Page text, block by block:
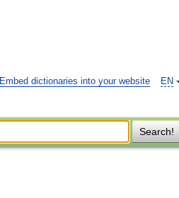
EN
Embed dictionaries into your website
Search!